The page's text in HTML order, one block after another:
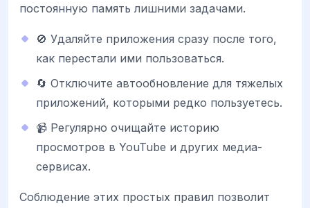
постоянную память лишними задачами.
🚫 Удаляйте приложения сразу после того,
как перестали ими пользоваться.
🔄 Отключите автообновление для тяжелых
приложений, которыми редко пользуетесь.
📹 Регулярно очищайте историю
просмотров в YouTube и других медиа-
сервисах.
Соблюдение этих простых правил позволит